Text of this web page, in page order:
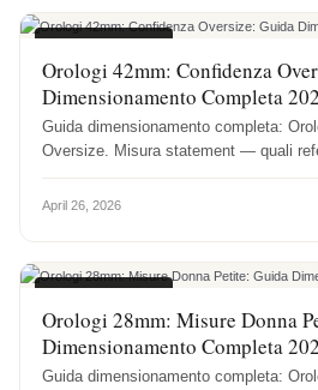
Orologi 42mm: Confidenza
Dimensionamento Completa
Guida dimensionamento completa:
Oversize. Misura statement — quali
April 26, 2026
Orologi 28mm: Misure Donna
Dimensionamento Completa
Guida dimensionamento completa: